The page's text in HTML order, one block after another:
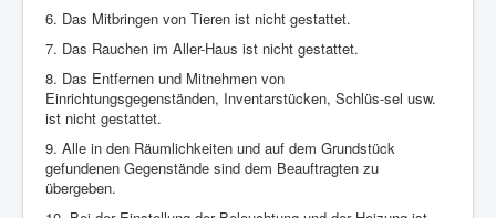
6. Das Mitbringen von Tieren ist nicht gestattet.
7. Das Rauchen im Aller-Haus ist nicht gestattet.
8. Das Entfernen und Mitnehmen von
Einrichtungsgegenständen, Inventarstücken, Schlüs-sel usw.
ist nicht gestattet.
9. Alle in den Räumlichkeiten und auf dem Grundstück
gefundenen Gegenstände sind dem Beauftragten zu
übergeben.